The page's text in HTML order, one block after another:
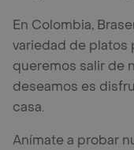
En Colombia,
variedad de platos
queremos salir de
deseamos es
casa.
Anímate a probar